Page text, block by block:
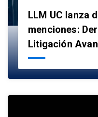
LLM UC lanza
menciones:
Litigación